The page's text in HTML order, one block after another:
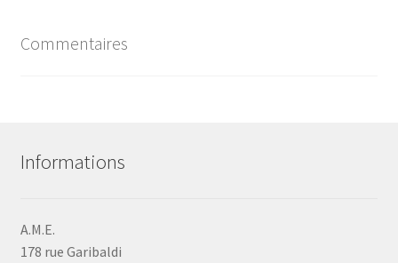
Commentaires
Informations
A.M.E.
178 rue Garibaldi